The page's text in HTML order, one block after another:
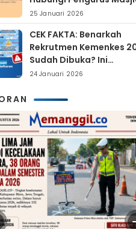
Dipastikan Hoaks
25 Januari 2026
CEK FAKTA: Benarkah
Rekrutmen Kemenkes
Sudah Dibuka? Ini
Penjelasan Resmi BKN
24 Januari 2026